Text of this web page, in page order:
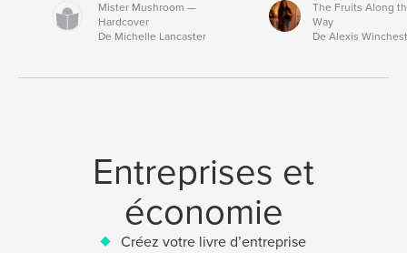
Mister Mushroom —
Hardcover
De Michelle Lancaster
The Fruits Along
Way
De Alexis
Entreprises et
économie
Créez votre livre d’entreprise